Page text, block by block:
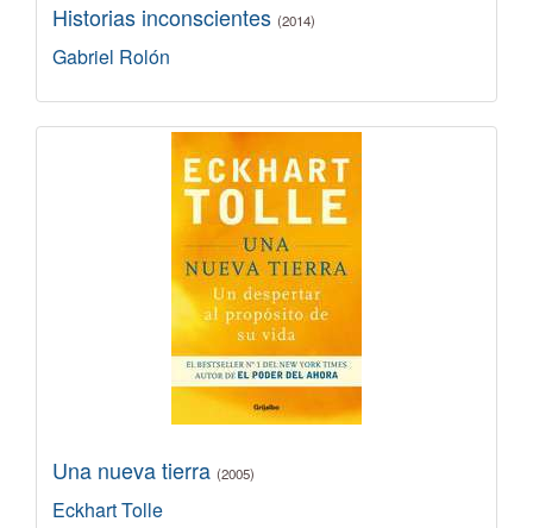
Historias inconscientes (2014)
Gabriel Rolón
Una nueva tierra (2005)
Eckhart Tolle